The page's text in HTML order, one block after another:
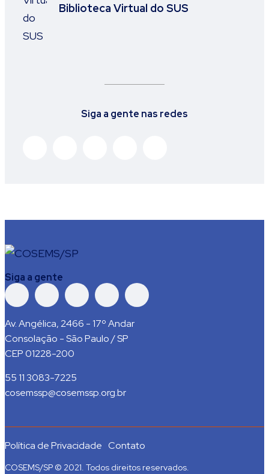
Biblioteca Virtual do SUS
Siga a gente nas redes
Siga a gente
Av. Angélica, 2466 - 17º Andar
Consolação - São Paulo / SP
CEP 01228-200
55 11 3083-7225
cosemssp@cosemssp.org.br
Política de Privacidade Contato
COSEMS/SP © 2021. Todos direitos reservados.